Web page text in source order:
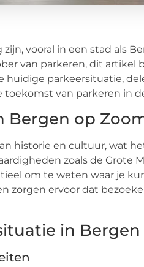
vooral in een stad als
van parkeren, dit artikel
huidige parkeersituatie,
van parkeren in
Bergen op
historie en cultuur, wat
zoals de
om te weten waar je
zorgen ervoor dat
in